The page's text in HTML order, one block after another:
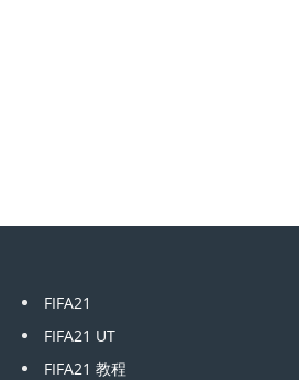
FIFA21
FIFA21 UT
FIFA21 教程